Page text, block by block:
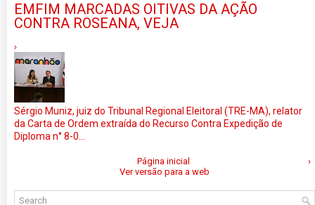
EMFIM MARCADAS OITIVAS DA AÇÃO
CONTRA ROSEANA, VEJA
›
Sérgio Muniz, juiz do Tribunal Regional Eleitoral (TRE-MA), relator
da Carta de Ordem extraída do Recurso Contra Expedição de
Diploma n° 8-0...
›
Página inicial
Ver versão para a web